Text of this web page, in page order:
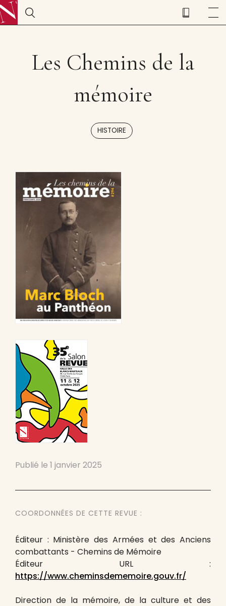
Les Chemins de la
mémoire
HISTOIRE
Publié le 1 janvier 2025
COORDONNÉES DE CETTE REVUE :
Éditeur : Ministère des Armées et des Anciens
combattants - Chemins de Mémoire
Éditeur URL :
https://www.cheminsdememoire.gouv.fr/
Direction de la mémoire, de la culture et des